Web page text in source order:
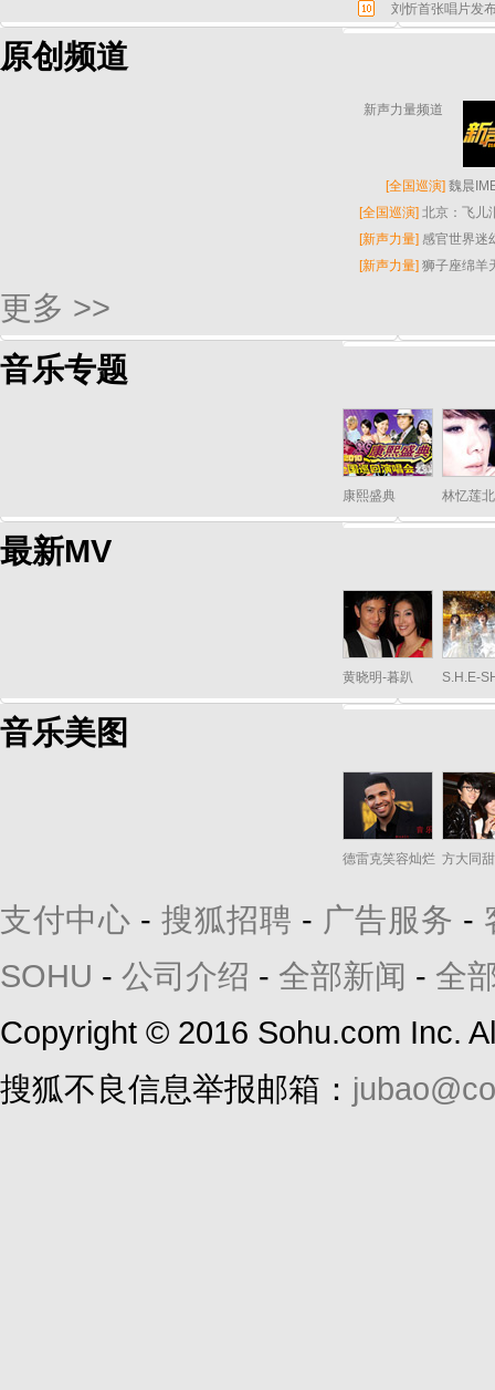
刘忻首张唱片发
原创频道
新声力量频道
[全国巡演] 魏晨
[全国巡演] 北京：飞儿
[新声力量] 感官世界迷
[新声力量] 狮子座绵羊
更多 >>
音乐专题
康熙盛典 林忆莲
最新MV
黄晓明-暮趴 S.H.E-
音乐美图
德雷克笑容灿烂 方大同
支付中心 - 搜狐招聘 - 广告服务 -
SOHU - 公司介绍 - 全部新闻 - 全
Copyright © 2016 Sohu.com Inc.
搜狐不良信息举报邮箱：